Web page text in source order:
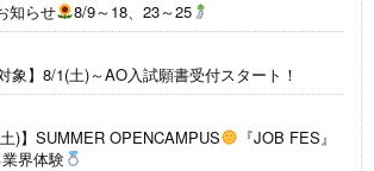
知らせ
8/9～18、23～25
象】8/1(土)～AO入試願書受付スタート！
土)】SUMMER OPENCAMPUS
『JOB FES』
界体験